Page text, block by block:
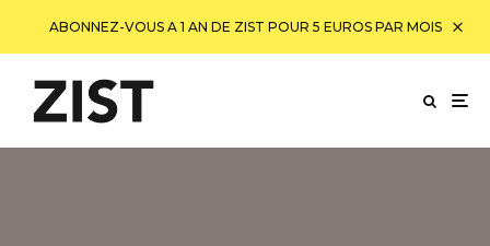
ABONNEZ-VOUS A 1 AN DE ZIST POUR 5 EUROS PAR MOIS